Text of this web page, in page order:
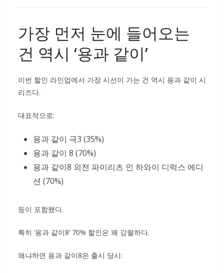
가장 먼저 눈에 들어오는
건 역시 ‘용과 같이’
이번 할인 라인업에서 가장 시선이 가는 건 역시 용과 같이 시
리즈다.
대표적으로:
용과 같이 극3 (35%)
용과 같이 8 (70%)
용과 같이8 외전 파이리츠 인 하와이 디럭스 에디
션 (70%)
등이 포함됐다.
특히 ‘용과 같이8’ 70% 할인은 꽤 강렬하다.
왜냐하면 용과 같이8은 출시 당시: